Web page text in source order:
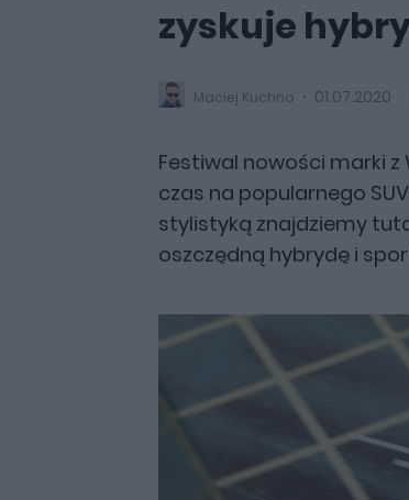
zyskuje
Maciej Kuchno 01.07.2020
Festiwal nowości marki z
czas na popularnego
stylistyką znajdziemy
oszczędną hybrydę i